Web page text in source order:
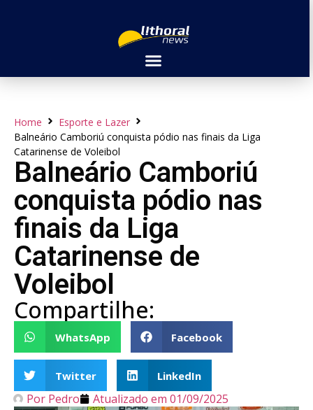
Home
Esporte e Lazer
Balneário Camboriú conquista pódio nas finais da Liga
Catarinense de Voleibol
Balneário Camboriú
conquista pódio nas
finais da Liga
Catarinense de
Voleibol
Compartilhe:
WhatsApp Facebook
Twitter LinkedIn
Por Pedro Atualizado em 01/09/2025